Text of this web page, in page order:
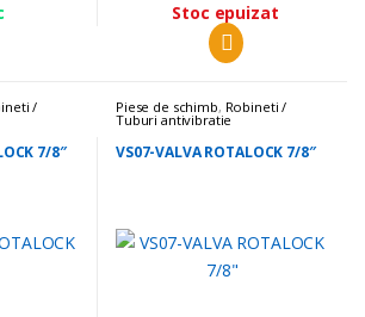
Stoc epuizat
/
7/8″
Piese de schimb, Robineti /
Tuburi antivibratie
VS07-VALVA ROTALOCK 7/8″